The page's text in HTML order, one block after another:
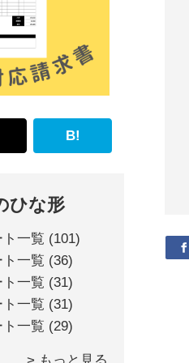
形
ジ
ャ
ー
ナ
B!
ひな形
一覧 (101)
一覧 (36)
ト一覧 (31)
一覧 (31)
一覧 (29)